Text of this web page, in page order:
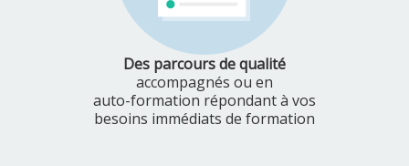
Des parcours de qualité
accompagnés ou en
auto-formation répondant à vos
besoins immédiats de formation